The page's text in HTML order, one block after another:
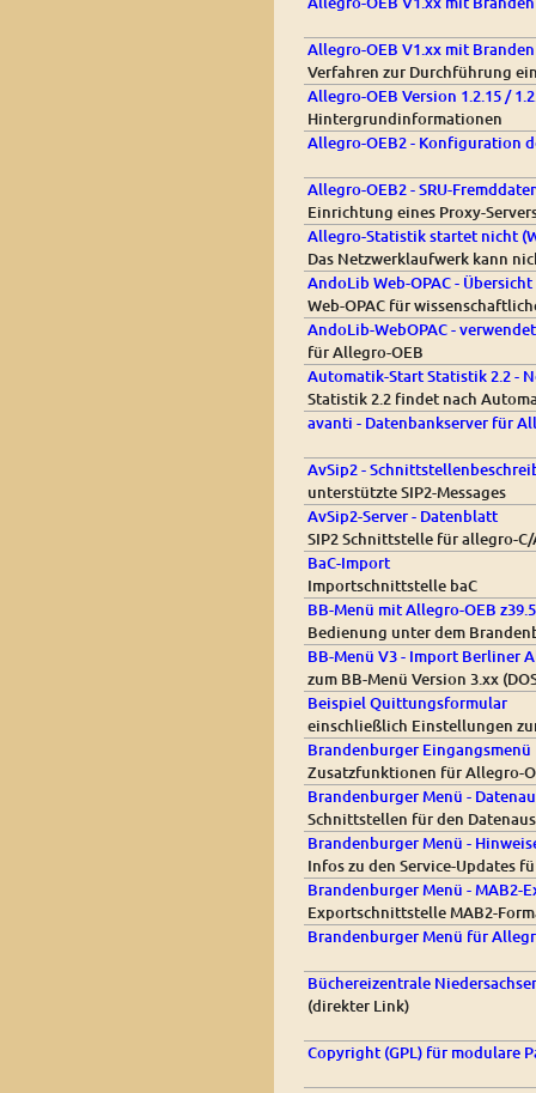
Allegro-OEB V1.xx mit
Verfahren zur Durchführung
Allegro-OEB Version 1.2.15 /
Hintergrundinformationen
Allegro-OEB2 - Konfiguration
Allegro-OEB2 - SRU-
Einrichtung eines Proxy-
Allegro-Statistik startet nicht
Das Netzwerklaufwerk kann
AndoLib Web-OPAC -
Web-OPAC für
AndoLib-WebOPAC -
für Allegro-OEB
Automatik-Start Statistik 2.2 -
Statistik 2.2 findet nach
avanti - Datenbankserver für
AvSip2 -
unterstützte SIP2-Messages
AvSip2-Server - Datenblatt
SIP2 Schnittstelle für allegro-
BaC-Import
Importschnittstelle baC
BB-Menü mit Allegro-OEB
Bedienung unter dem
BB-Menü V3 - Import Berliner
zum BB-Menü Version 3.xx
Beispiel Quittungsformular
einschließlich Einstellungen
Brandenburger
Zusatzfunktionen für Allegro-
Brandenburger Menü -
Schnittstellen für den
Brandenburger Menü -
Infos zu den Service-Updates
Brandenburger Menü - MAB2-
Exportschnittstelle MAB2-
Brandenburger Menü für
Büchereizentrale
(direkter Link)
Copyright (GPL) für modulare